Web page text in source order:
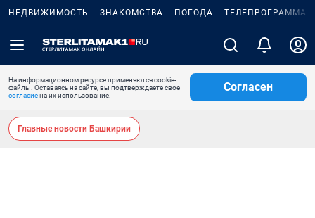
НЕДВИЖИМОСТЬ ЗНАКОМСТВА ПОГОДА ТЕЛЕПРОГРАММА
На информационном ресурсе применяются cookie-
файлы. Оставаясь на сайте, вы подтверждаете свое
согласиена их использование.
Согласен
Главные новости Башкирии